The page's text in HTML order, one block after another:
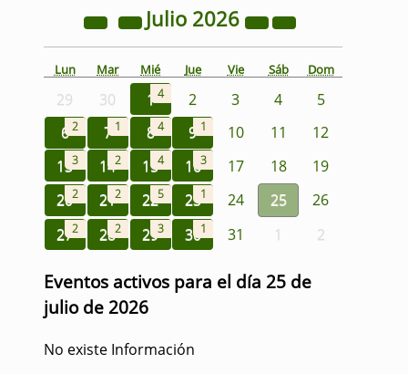
Julio 2026
Lun Mar Mié Jue Vie Sáb Dom
29 30 14 2 3 4
5
62 7 1 84 9 1 10 11
12
133 142 154 163 17 18
19
202 212 225 231 24 25
26
272 282 293 301 31 1 2
Eventos activos para el día 25 de
julio de 2026
No existe Información